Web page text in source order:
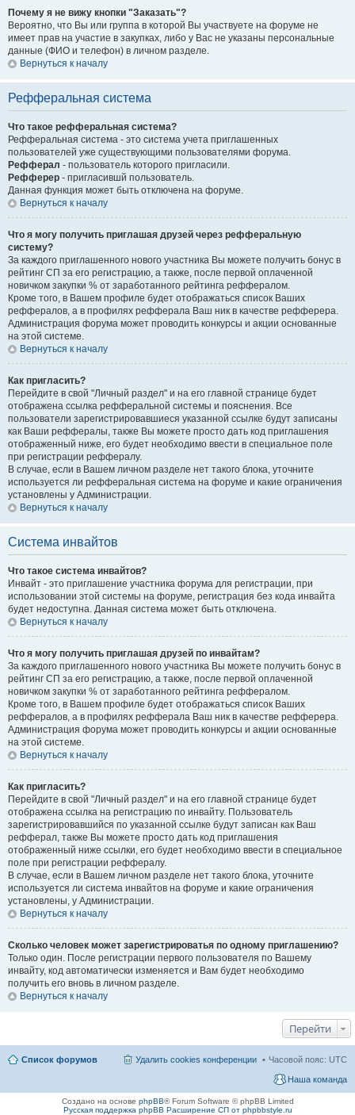
Почему я не вижу кнопки "Заказать"?
Вероятно, что Вы или группа в которой Вы участвуете на форуме не
имеет прав на участие в закупках, либо у Вас не указаны персональные
данные (ФИО и телефон) в личном разделе.
Вернуться к началу
Рефферальная система
Что такое рефферальная система?
Рефферальная система - это система учета приглашенных
пользователей уже существующими пользователями форума.
Рефферал - пользователь которого пригласили.
Рефферер - пригласившй пользователь.
Данная функция может быть отключена на форуме.
Вернуться к началу
Что я могу получить приглашая друзей через рефферальную
систему?
За каждого приглашенного нового участника Вы можете получить бонус в
рейтинг СП за его регистрацию, а также, после первой оплаченной
новичком закупки % от заработанного рейтинга реффералом.
Кроме того, в Вашем профиле будет отображаться список Ваших
реффералов, а в профилях рефферала Ваш ник в качестве рефферера.
Администрация форума может проводить конкурсы и акции основанные
на этой системе.
Вернуться к началу
Как пригласить?
Перейдите в свой "Личный раздел" и на его главной странице будет
отображена ссылка рефферальной системы и пояснения. Все
пользователи зарегистрировавшиеся указанной ссылке будут записаны
как Ваши реффералы, также Вы можете просто дать код приглашения
отображенный ниже, его будет необходимо ввести в специальное поле
при регистрации реффералу.
В случае, если в Вашем личном разделе нет такого блока, уточните
используется ли рефферальная система на форуме и какие ограничения
установлены у Администрации.
Вернуться к началу
Система инвайтов
Что такое система инвайтов?
Инвайт - это приглашение участника форума для регистрации, при
использовании этой системы на форуме, регистрация без кода инвайта
будет недоступна. Данная система может быть отключена.
Вернуться к началу
Что я могу получить приглашая друзей по инвайтам?
За каждого приглашенного нового участника Вы можете получить бонус в
рейтинг СП за его регистрацию, а также, после первой оплаченной
новичком закупки % от заработанного рейтинга реффералом.
Кроме того, в Вашем профиле будет отображаться список Ваших
реффералов, а в профилях рефферала Ваш ник в качестве рефферера.
Администрация форума может проводить конкурсы и акции основанные
на этой системе.
Вернуться к началу
Как пригласить?
Перейдите в свой "Личный раздел" и на его главной странице будет
отображена ссылка на регистрацию по инвайту. Пользователь
зарегистрировавшийся по указанной ссылке будут записан как Ваш
рефферал, также Вы можете просто дать код приглашения
отображенный ниже ссылки, его будет необходимо ввести в специальное
поле при регистрации реффералу.
В случае, если в Вашем личном разделе нет такого блока, уточните
используется ли система инвайтов на форуме и какие ограничения
установлены, у Администрации.
Вернуться к началу
Сколько человек может зарегистрироватья по одному приглашению?
Только один. После регистрации первого пользователя по Вашему
инвайту, код автоматически изменяется и Вам будет необходимо
получить его вновь в личном разделе.
Вернуться к началу
Перейти
Список форумов Часовой пояс: UTC
Удалить cookies конференции
Наша команда
Создано на основе phpBB® Forum Software © phpBB Limited
Русская поддержка phpBB Расширение СП от phpbbstyle.ru